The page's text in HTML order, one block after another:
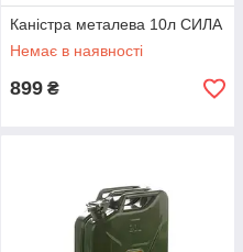
Каністра металева 10л СИЛА
Немає в наявності
899 ₴